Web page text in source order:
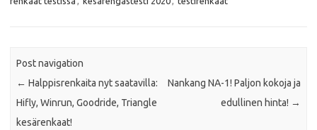
o
e
A
Post navigation
← Halppisrenkaita nyt saatavilla:
Hifly, Winrun, Goodride, Triangle
kesärenkaat!
Nankang NA-1! Paljon kokoja ja
edullinen hinta! →